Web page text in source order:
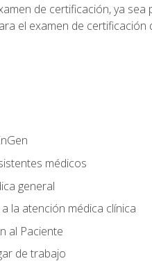
de certificación, ya
el examen de
médicos
general
la atención médica clínica
al Paciente
de trabajo